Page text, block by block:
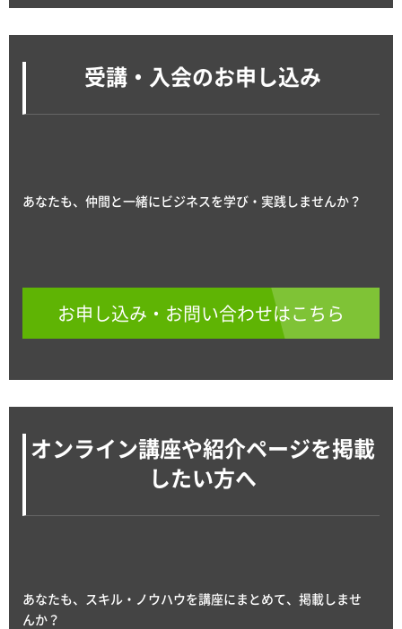
受講・入会のお申し込み
あなたも、仲間と一緒にビジネスを学び・実践しませんか？
お申し込み・お問い合わせはこちら
オンライン講座や紹介ページを掲載
したい方へ
あなたも、スキル・ノウハウを講座にまとめて、掲載しませ
んか？